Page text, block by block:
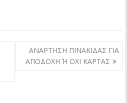
ΑΝΑΡΤΗΣΗ ΠΙΝΑΚΙΔΑΣ ΓΙΑ
ΑΠΟΔΟΧΗ Ή ΟΧΙ ΚΑΡΤΑΣ